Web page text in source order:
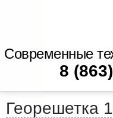
Современные
8
Георешетка